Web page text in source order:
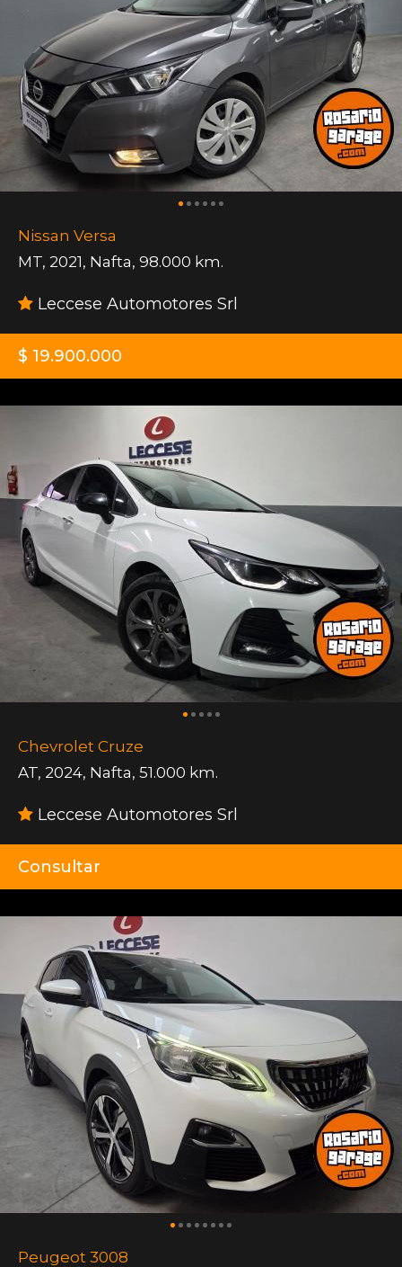
Nissan Versa
MT, 2021, Nafta, 98.000 km.
Leccese Automotores Srl
$ 19.900.000
Chevrolet Cruze
AT, 2024, Nafta, 51.000 km.
Leccese Automotores Srl
Consultar
Peugeot 3008